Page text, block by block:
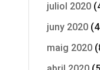
juliol 2020
juny 2020
maig 2020